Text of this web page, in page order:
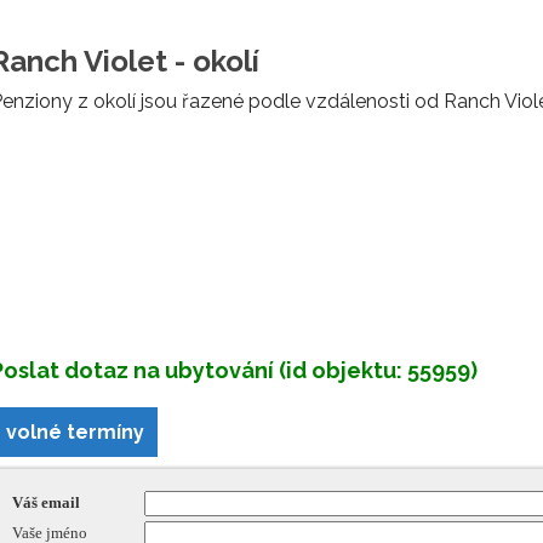
Violet - okolí
z okolí jsou řazené podle vzdálenosti od Ranch
dotaz na ubytování (id objektu: 55959)
volné termíny